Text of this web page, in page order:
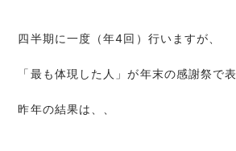
四半期に一度（年4回）行いますが、
「最も体現した人」が年末の感謝祭で
昨年の結果は、、